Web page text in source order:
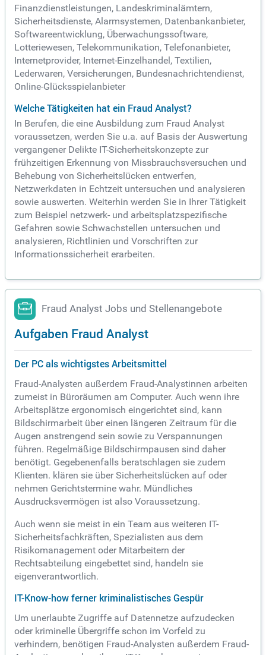
Finanzdienstleistungen, Landeskriminalämtern,
Sicherheitsdienste, Alarmsystemen, Datenbankanbieter,
Softwareentwicklung, Überwachungssoftware,
Lotteriewesen, Telekommunikation, Telefonanbieter,
Internetprovider, Internet-Einzelhandel, Textilien,
Lederwaren, Versicherungen, Bundesnachrichtendienst,
Online-Glücksspielanbieter
Welche Tätigkeiten hat ein Fraud Analyst?
In Berufen, die eine Ausbildung zum Fraud Analyst
voraussetzen, werden Sie u.a. auf Basis der Auswertung
vergangener Delikte IT-Sicherheitskonzepte zur
frühzeitigen Erkennung von Missbrauchsversuchen und
Behebung von Sicherheitslücken entwerfen,
Netzwerkdaten in Echtzeit untersuchen und analysieren
sowie auswerten. Weiterhin werden Sie in Ihrer Tätigkeit
zum Beispiel netzwerk- und arbeitsplatzspezifische
Gefahren sowie Schwachstellen untersuchen und
analysieren, Richtlinien und Vorschriften zur
Informationssicherheit erarbeiten.
Fraud Analyst Jobs und Stellenangebote
Aufgaben Fraud Analyst
Der PC als wichtigstes Arbeitsmittel
Fraud-Analysten außerdem Fraud-Analystinnen arbeiten
zumeist in Büroräumen am Computer. Auch wenn ihre
Arbeitsplätze ergonomisch eingerichtet sind, kann
Bildschirmarbeit über einen längeren Zeitraum für die
Augen anstrengend sein sowie zu Verspannungen
führen. Regelmäßige Bildschirmpausen sind daher
benötigt. Gegebenenfalls beratschlagen sie zudem
Klienten. klären sie über Sicherheitslücken auf oder
nehmen Gerichtstermine wahr. Mündliches
Ausdrucksvermögen ist also Voraussetzung.
Auch wenn sie meist in ein Team aus weiteren IT-
Sicherheitsfachkräften, Spezialisten aus dem
Risikomanagement oder Mitarbeitern der
Rechtsabteilung eingebettet sind, handeln sie
eigenverantwortlich.
IT-Know-how ferner kriminalistisches Gespür
Um unerlaubte Zugriffe auf Datennetze aufzudecken
oder kriminelle Übergriffe schon im Vorfeld zu
verhindern, benötigen Fraud-Analysten außerdem Fraud-